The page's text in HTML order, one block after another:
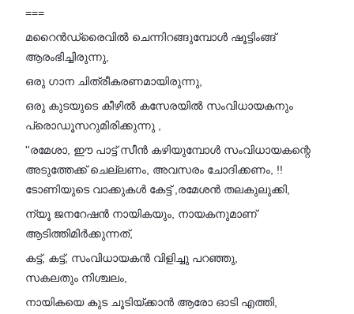
===
മറൈൻഡ്രൈവിൽ ചെന്നിറങ്ങുമ്പോൾ ഷൂട്ടിംങ്ങ്
ആരംഭിച്ചിരുന്നു,
ഒരു ഗാന ചിത്രീകരണമായിരുന്നു,
ഒരു കുടയുടെ കീഴിൽ കസേരയിൽ സംവിധായകനും
പ്രൊഡൂസറുമിരിക്കുന്നു ,
''രമേശാ, ഈ പാട്ട് സീൻ കഴിയുമ്പോൾ സംവിധായകന്റെ
അടുത്തേക്ക് ചെല്ലണം, അവസരം ചോദിക്കണം, !!
ടോണിയുടെ വാക്കുകൾ കേട്ട് ,രമേശൻ തലകുലുക്കി,
ന്യൂ ജനറേഷൻ നായികയും, നായകനുമാണ്
ആടിത്തിമിർക്കുന്നത്,
കട്ട്, കട്ട്, സംവിധായകൻ വിളിച്ചു പറഞ്ഞു,
സകലതും നിശ്ചലം,
നായികയെ കുട ചൂടിയ്ക്കാൻ ആരോ ഓടി എത്തി,